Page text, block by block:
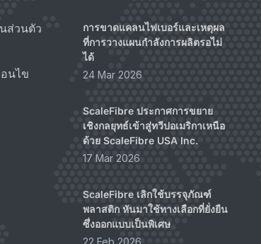
ส่วนตัว
นไข
การขาดแคลนไฟเบอร์และเหตุผล
ที่การวางแผนกำลังการผลิตรอไม่
ได้
24 Mar 2026
ScaleFibre ประกาศการขยาย
เชิงกลยุทธ์เข้าสู่ทวีปอเมริกาเหนือ
ด้วย ScaleFibre USA Inc.
17 Mar 2026
ScaleFibre เลิกใช้บรรจุภัณฑ์
พลาสติก หันมาใช้ทางเลือกที่ยั่งยืน
ซึ่งออกแบบเป็นพิเศษ